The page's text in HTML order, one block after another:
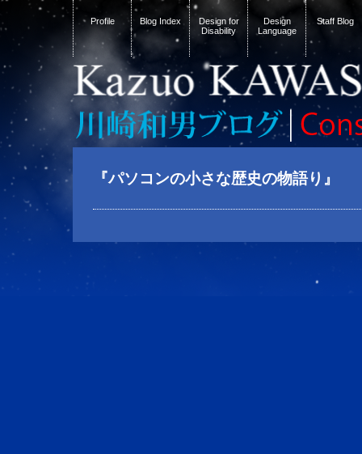
Profile Blog Index
Design for
Disability
Design
Language
Staff Blog
『パソコンの小さな歴史の物語り』